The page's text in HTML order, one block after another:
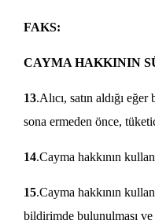
FAKS:
CAYMA HAKKININ
13.Alıcı, satın aldığı
sona ermeden önce,
14.Cayma hakkının
15.Cayma hakkının
bildirimde bulunulması